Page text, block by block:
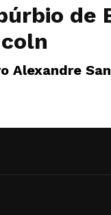
de
Alexandre